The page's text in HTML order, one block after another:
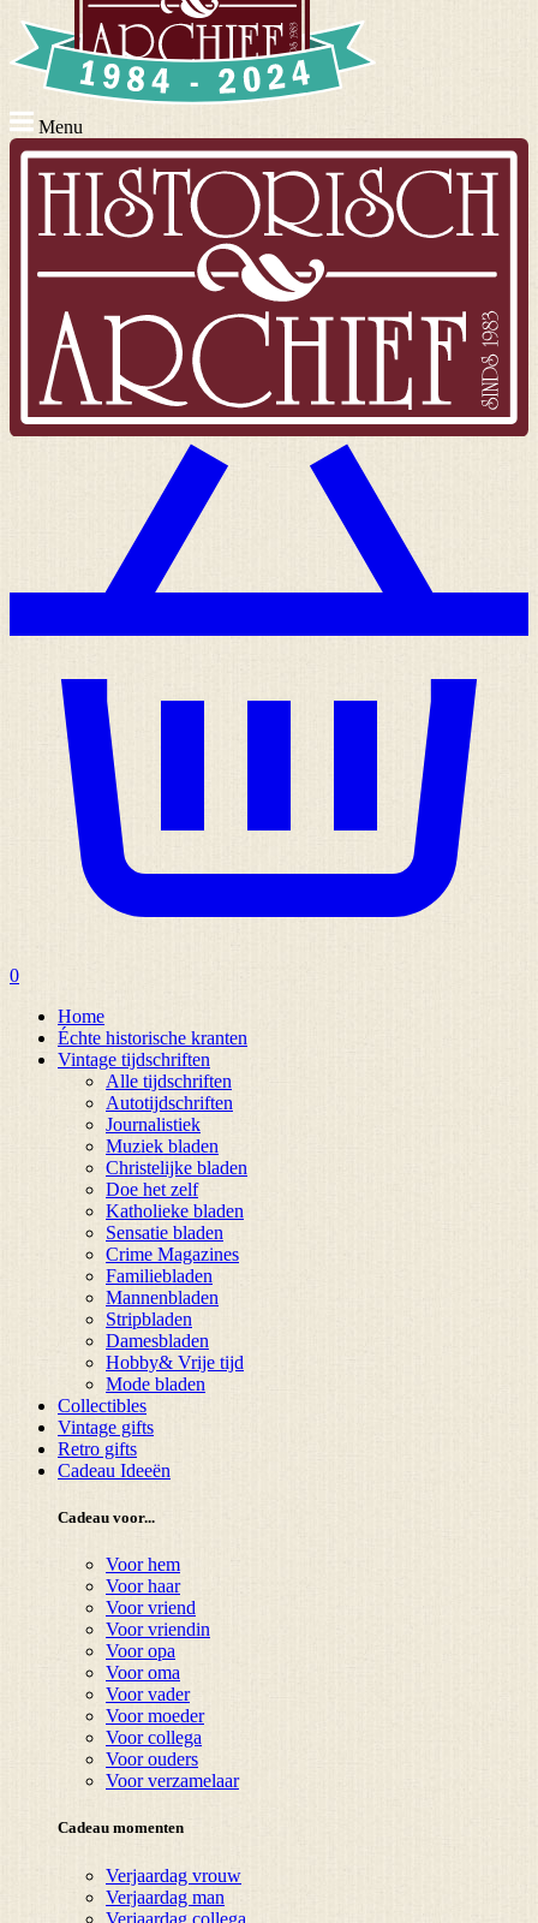
Menu
0
Home
Échte historische kranten
Vintage tijdschriften
Alle tijdschriften
Autotijdschriften
Journalistiek
Muziek bladen
Christelijke bladen
Doe het zelf
Katholieke bladen
Sensatie bladen
Crime Magazines
Familiebladen
Mannenbladen
Stripbladen
Damesbladen
Hobby& Vrije tijd
Mode bladen
Collectibles
Vintage gifts
Retro gifts
Cadeau Ideeën
Cadeau voor...
Voor hem
Voor haar
Voor vriend
Voor vriendin
Voor opa
Voor oma
Voor vader
Voor moeder
Voor collega
Voor ouders
Voor verzamelaar
Cadeau momenten
Verjaardag vrouw
Verjaardag man
Verjaardag collega